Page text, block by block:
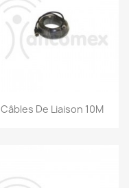
Aperçu rapide
Câbles De Liaison 10M